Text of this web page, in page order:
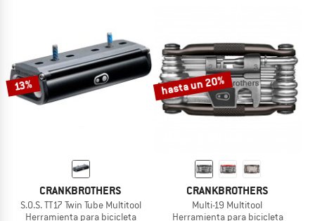
13%
CRANKBROTHERS
S.O.S. TT17 Twin Tube Multitool
Herramienta para bicicleta
hasta un 20%
CRANKBROTHERS
Multi-19 Multitool
Herramienta para bicicleta